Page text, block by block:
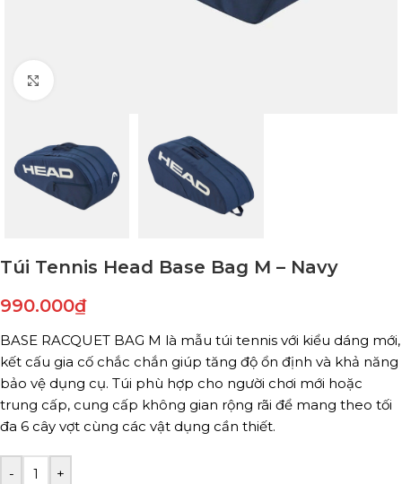
Túi Tennis Head Base Bag M – Navy
990.000₫
BASE RACQUET BAG M là mẫu túi tennis với kiểu dáng mới,
kết cấu gia cố chắc chắn giúp tăng độ ổn định và khả năng
bảo vệ dụng cụ. Túi phù hợp cho người chơi mới hoặc
trung cấp, cung cấp không gian rộng rãi để mang theo tối
đa 6 cây vợt cùng các vật dụng cần thiết.
- +